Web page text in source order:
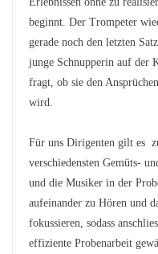
beginnt. Der Trompeter
gerade noch den letzten
junge Schnupperin auf der
fragt, ob sie den
wird.
Für uns Dirigenten gilt es
verschiedensten Gemüts-
und die Musiker in der
aufeinander zu Hören und
fokussieren, sodass
effiziente Probenarbeit